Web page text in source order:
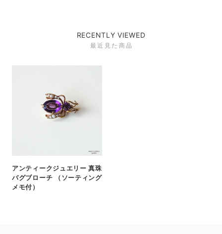
RECENTLY VIEWED
最近見た商品
アンティークジュエリー 真珠
バグブローチ （ソーティング
メモ付）